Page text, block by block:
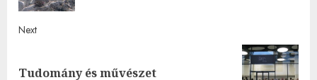
Next
Next
Tudomány és művészet